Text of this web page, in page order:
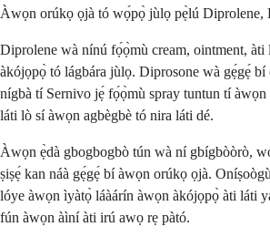
Àwọn orúkọ ọjà tó wọ́pọ̀ jùlọ pẹ̀lú Diprolene,
Diprolene wà nínú fọ́ọ̀mù cream, ointment,
àkójọpọ̀ tó lágbára jùlọ. Diprosone wà gẹ́gẹ́ bí
nígbà tí Sernivo jẹ́ fọ́ọ̀mù spray tuntun tí
láti lò sí àwọn agbègbè tó nira láti dé.
Àwọn ẹ̀dà gbogbogbò tún wà ní gbígbòòrò,
ṣiṣẹ́ kan náà gẹ́gẹ́ bí àwọn orúkọ ọjà.
lóye àwọn ìyàtọ̀ láàárín àwọn àkójọpọ̀ àti láti
fún àwọn àìní àti irú awọ rẹ pàtó.